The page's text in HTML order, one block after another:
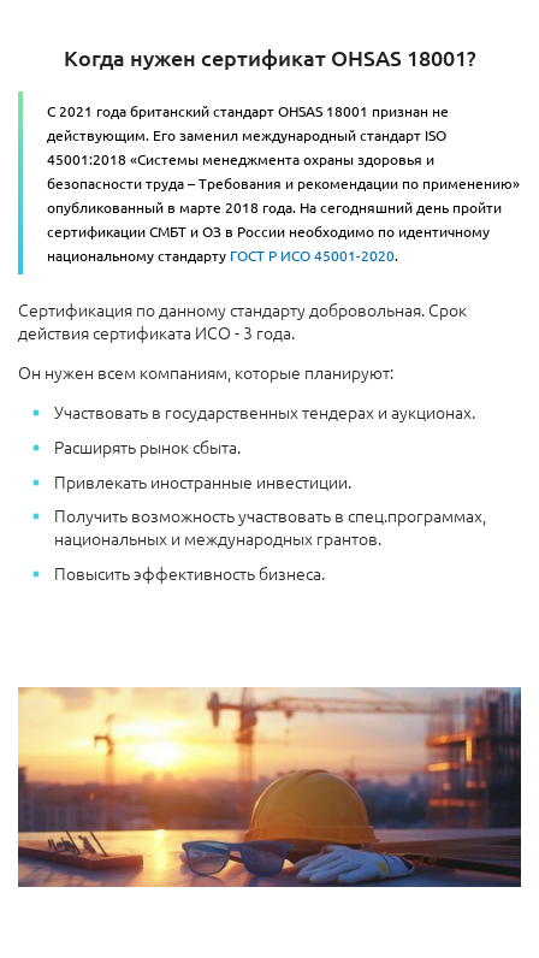
Когда нужен сертификат OHSAS 18001?
С 2021 года британский стандарт OHSAS 18001 признан не
действующим. Его заменил международный стандарт ISO
45001:2018 «Системы менеджмента охраны здоровья и
безопасности труда – Требования и рекомендации по применению»
опубликованный в марте 2018 года. На сегодняшний день пройти
сертификации СМБТ и ОЗ в России необходимо по идентичному
национальному стандарту ГОСТ Р ИСО 45001-2020.
Сертификация по данному стандарту добровольная. Срок
действия сертификата ИСО - 3 года.
Он нужен всем компаниям, которые планируют:
Участвовать в государственных тендерах и аукционах.
Расширять рынок сбыта.
Привлекать иностранные инвестиции.
Получить возможность участвовать в спец.программах,
национальных и международных грантов.
Повысить эффективность бизнеса.